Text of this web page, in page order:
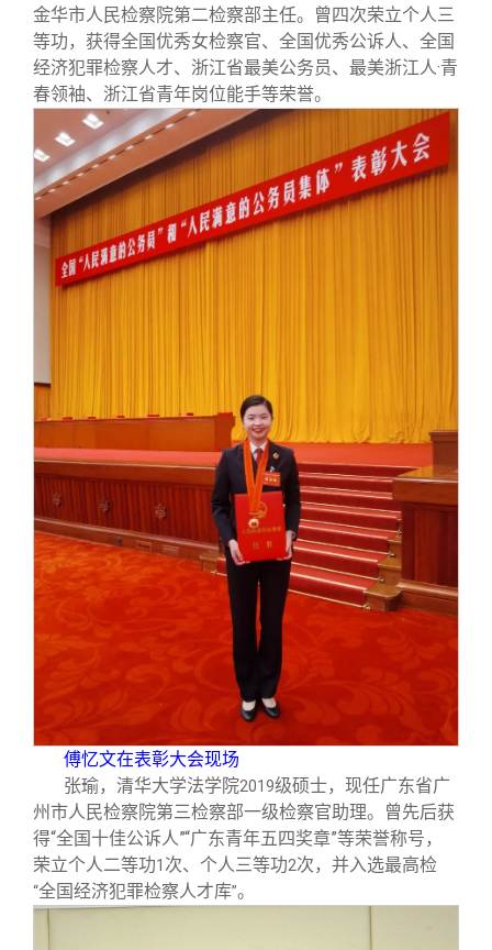
金华市人民检察院第二检察部主任。曾四次荣立个人三
等功，获得全国优秀女检察官、全国优秀公诉人、全国
经济犯罪检察人才、浙江省最美公务员、最美浙江人·青
春领袖、浙江省青年岗位能手等荣誉。
傅忆文在表彰大会现场
张瑜，清华大学法学院2019级硕士，现任广东省广
州市人民检察院第三检察部一级检察官助理。曾先后获
得“全国十佳公诉人”“广东青年五四奖章”等荣誉称号，
荣立个人二等功1 次、个人三等功2次，并入选最高检
“全国经济犯罪检察人才库”。